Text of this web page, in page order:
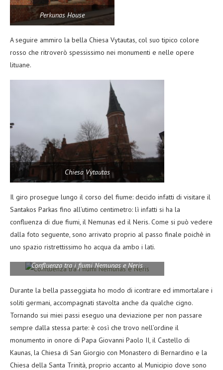
Perkunas House
A seguire ammiro la bella Chiesa Vytautas, col suo tipico colore
rosso che ritroverò spessissimo nei monumenti e nelle opere
lituane.
Chiesa Vytautas
Il giro prosegue lungo il corso del fiume: decido infatti di visitare il
Santakos Parkas fino all’utimo centimetro: lì infatti si ha la
confluenza di due fiumi, il Nemunas ed il Neris. Come si può vedere
dalla foto seguente, sono arrivato proprio al passo finale poichè in
uno spazio ristrettissimo ho acqua da ambo i lati.
Confluenza tra i fiumi Nemunas e Neris
Durante la bella passeggiata ho modo di icontrare ed immortalare i
soliti germani, accompagnati stavolta anche da qualche cigno.
Tornando sui miei passi eseguo una deviazione per non passare
sempre dalla stessa parte: è così che trovo nell’ordine il
monumento in onore di Papa Giovanni Paolo II, il Castello di
Kaunas, la Chiesa di San Giorgio con Monastero di Bernardino e la
Chiesa della Santa Trinità, proprio accanto al Municipio dove sono